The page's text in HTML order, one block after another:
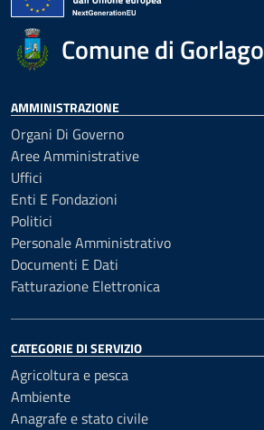
Comune di Gorlago
AMMINISTRAZIONE
Organi Di Governo
Aree Amministrative
Uffici
Enti E Fondazioni
Politici
Personale Amministrativo
Documenti E Dati
Fatturazione Elettronica
CATEGORIE DI SERVIZIO
Agricoltura e pesca
Ambiente
Anagrafe e stato civile